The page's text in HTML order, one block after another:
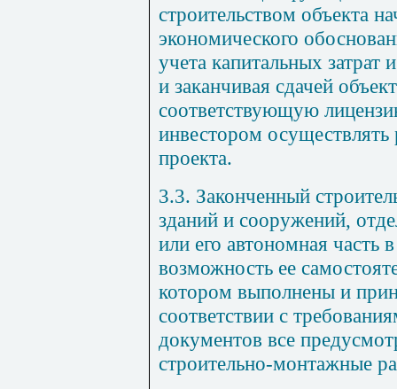
строительством объекта
экономического
учета капитальных затрат
и заканчивая сдачей
соответствующую
инвестором
проекта.
3.3. Законченный
зданий и сооружений,
или его автономная часть
возможность ее
котором выполнены и
соответствии с
документов все
строительно-монтажные